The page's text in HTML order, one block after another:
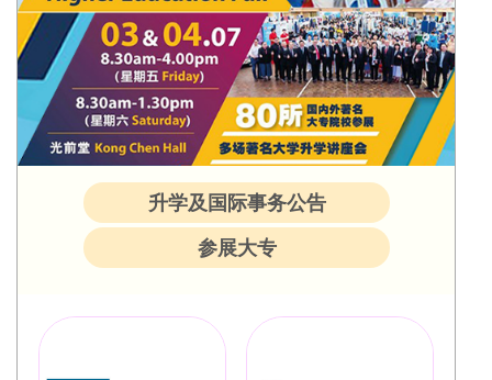
升学及国际事务公告
参展大专